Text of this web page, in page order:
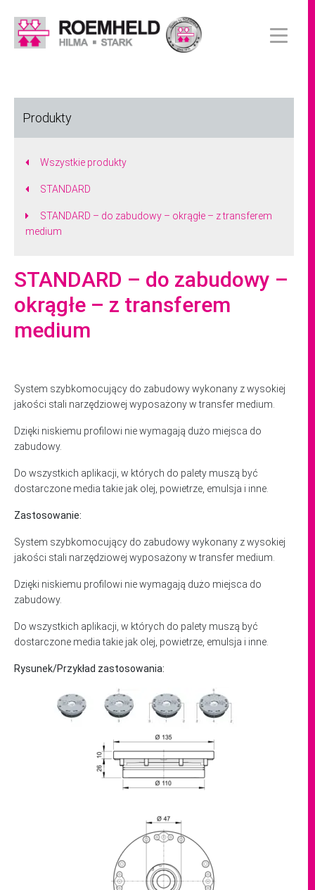
Produkty
Wszystkie produkty
STANDARD
STANDARD – do zabudowy – okrągłe – z transferem
medium
STANDARD – do zabudowy –
okrągłe – z transferem
medium
System szybkomocujący do zabudowy wykonany z wysokiej
jakości stali narzędziowej wyposażony w transfer medium.
Dzięki niskiemu profilowi nie wymagają dużo miejsca do
zabudowy.
Do wszystkich aplikacji, w których do palety muszą być
dostarczone media takie jak olej, powietrze, emulsja i inne.
Zastosowanie:
System szybkomocujący do zabudowy wykonany z wysokiej
jakości stali narzędziowej wyposażony w transfer medium.
Dzięki niskiemu profilowi nie wymagają dużo miejsca do
zabudowy.
Do wszystkich aplikacji, w których do palety muszą być
dostarczone media takie jak olej, powietrze, emulsja i inne.
Rysunek/Przykład zastosowania: